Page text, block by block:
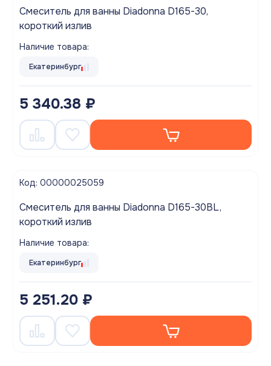
Смеситель для ванны Diadonna D165-30,
короткий излив
Наличие товара:
Екатеринбург
5 340.38 ₽
Код: 00000025059
Смеситель для ванны Diadonna D165-30BL,
короткий излив
Наличие товара:
Екатеринбург
5 251.20 ₽